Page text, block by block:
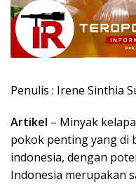
Penulis : Irene Sinthia
Artikel – Minyak
pokok penting yang di
indonesia, dengan
Indonesia merupakan